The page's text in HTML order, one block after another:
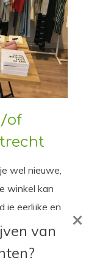
of
wel nieuwe,
winkel kan
je eerlijke en
van
×